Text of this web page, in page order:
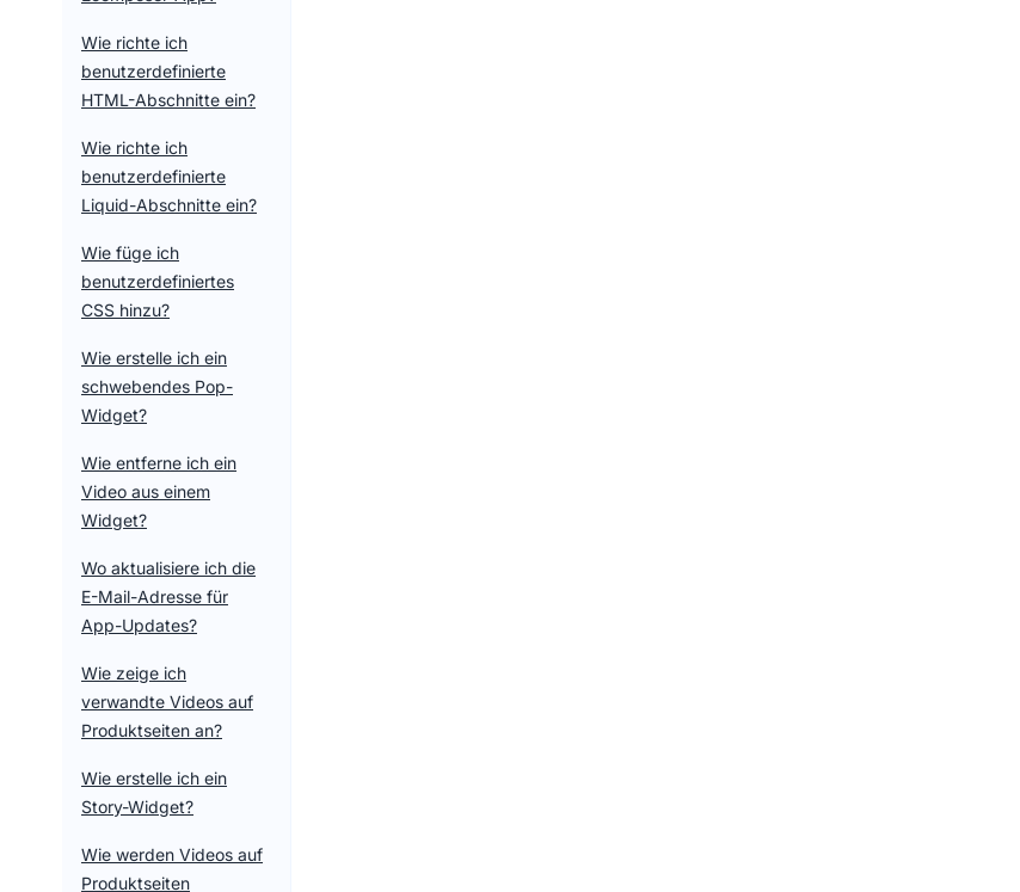
Wie richte ich
benutzerdefinierte
HTML-Abschnitte ein?
Wie richte ich
benutzerdefinierte
Liquid-Abschnitte ein?
Wie füge ich
benutzerdefiniertes
CSS hinzu?
Wie erstelle ich ein
schwebendes Pop-
Widget?
Wie entferne ich ein
Video aus einem
Widget?
Wo aktualisiere ich die
E-Mail-Adresse für
App-Updates?
Wie zeige ich
verwandte Videos auf
Produktseiten an?
Wie erstelle ich ein
Story-Widget?
Wie werden Videos auf
Produktseiten